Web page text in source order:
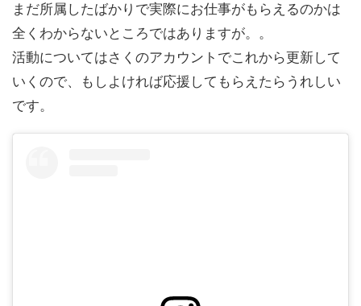
まだ所属したばかりで実際にお仕事がもらえるのかは
全くわからないところではありますが。。
活動についてはさくのアカウントでこれから更新して
いくので、もしよければ応援してもらえたらうれしい
です。